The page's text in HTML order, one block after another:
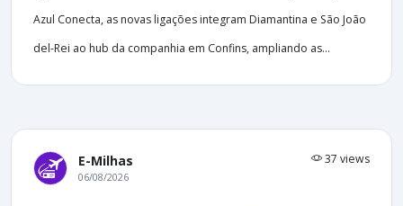
Azul Conecta, as novas ligações integram Diamantina e São João
del-Rei ao hub da companhia em Confins, ampliando as...
E-Milhas 37 views
06/08/2026